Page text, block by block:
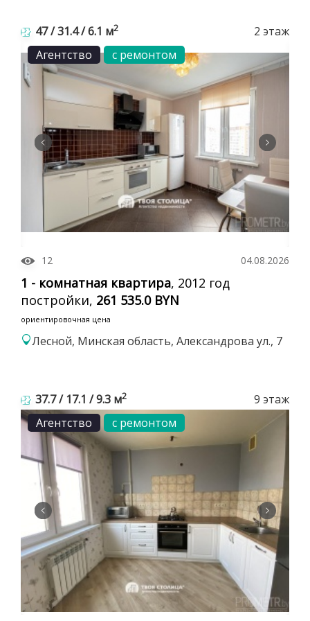
47 / 31.4 / 6.1 м2
2 этаж
Агентство
с ремонтом
12 04.08.2026
1 - комнатная квартира, 2012 год
постройки, 261 535.0 BYN
ориентировочная цена
Лесной, Минская область, Александрова ул., 7
37.7 / 17.1 / 9.3 м2
9 этаж
Агентство
с ремонтом